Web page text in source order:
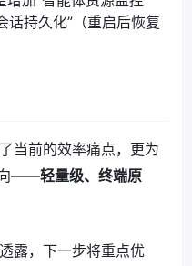
话持久化”（重启后恢复
当前的效率痛点，更为
向——轻量级、终端原
露，下一步将重点优